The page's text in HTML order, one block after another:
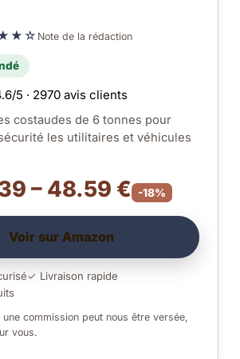
Note de la rédaction
5 · 2970 avis clients
costaudes de 6 tonnes pour
les utilitaires et véhicules
– 48.59 € -18%
Voir sur Amazon
✓ Livraison rapide
commission peut nous être versée,
vous.